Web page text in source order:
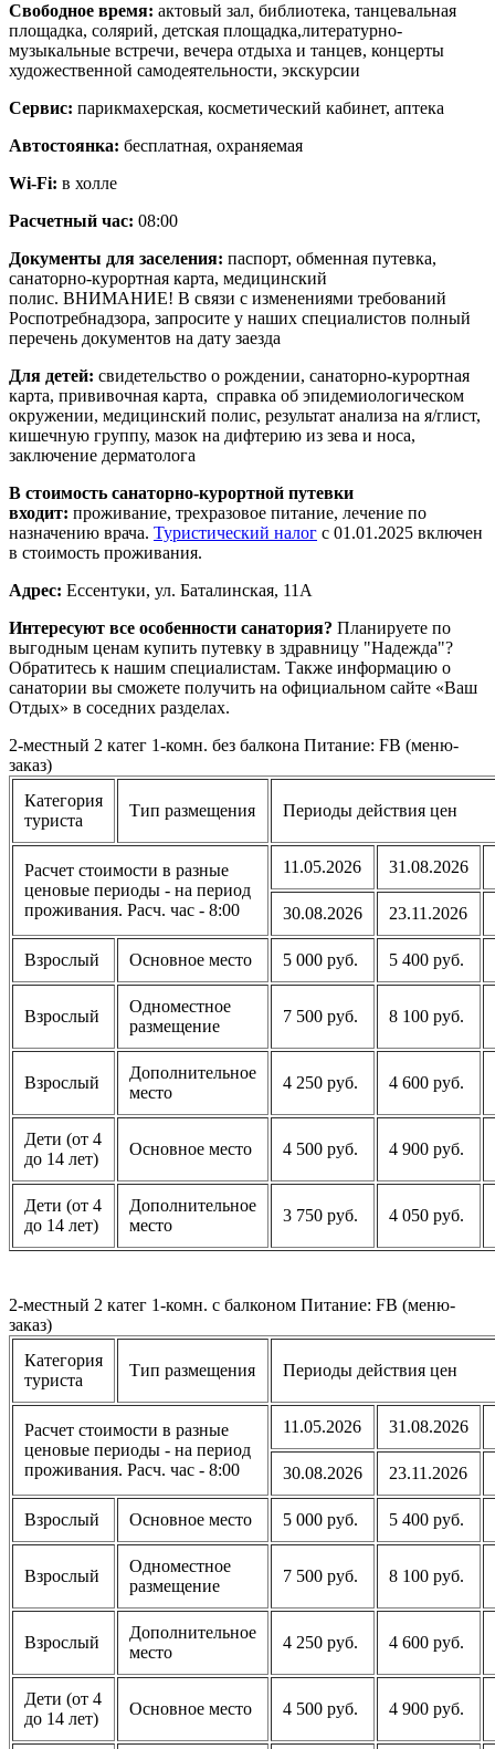
Свободное время: актовый зал, библиотека, танцевальная
площадка, солярий, детская площадка,литературно-
музыкальные встречи, вечера отдыха и танцев, концерты
художественной самодеятельности, экскурсии
Сервис: парикмахерская, косметический кабинет, аптека
Автостоянка: бесплатная, охраняемая
Wi-Fi: в холле
Расчетный час: 08:00
Документы для заселения: паспорт, обменная путевка,
санаторно-курортная карта, медицинский
полис. ВНИМАНИЕ! В связи с изменениями требований
Роспотребнадзора, запросите у наших специалистов полный
перечень документов на дату заезда
Для детей: свидетельство о рождении, санаторно-курортная
карта, прививочная карта, справка об эпидемиологическом
окружении, медицинский полис, результат анализа на я/глист,
кишечную группу, мазок на дифтерию из зева и носа,
заключение дерматолога
В стоимость санаторно-курортной путевки
входит: проживание, трехразовое питание, лечение по
назначению врача. Туристический налог с 01.01.2025 включен
в стоимость проживания.
Адрес: Ессентуки, ул. Баталинская, 11А
Интересуют все особенности санатория? Планируете по
выгодным ценам купить путевку в здравницу "Надежда"?
Обратитесь к нашим специалистам. Также информацию о
санатории вы сможете получить на официальном сайте «Ваш
Отдых» в соседних разделах.
2-местный 2 катег 1-комн. без балкона Питание: FB (меню-
заказ)
Категория
туриста
Тип размещения Периоды действия цен
Расчет стоимости в разные
ценовые периоды - на период
проживания. Расч. час - 8:00
11.05.2026 31.08.2026
30.08.2026 23.11.2026
Взрослый Основное место 5 000 руб. 5 400 руб.
Взрослый
Одноместное
размещение
7 500 руб. 8 100 руб.
Взрослый
Дополнительное
место
4 250 руб. 4 600 руб.
Дети (от 4
до 14 лет)
Основное место 4 500 руб. 4 900 руб.
Дети (от 4
до 14 лет)
Дополнительное
место
3 750 руб. 4 050 руб.
2-местный 2 катег 1-комн. с балконом Питание: FB (меню-
заказ)
Категория
туриста
Тип размещения Периоды действия цен
Расчет стоимости в разные
ценовые периоды - на период
проживания. Расч. час - 8:00
11.05.2026 31.08.2026
30.08.2026 23.11.2026
Взрослый Основное место 5 000 руб. 5 400 руб.
Взрослый
Одноместное
размещение
7 500 руб. 8 100 руб.
Взрослый
Дополнительное
место
4 250 руб. 4 600 руб.
Дети (от 4
до 14 лет)
Основное место 4 500 руб. 4 900 руб.